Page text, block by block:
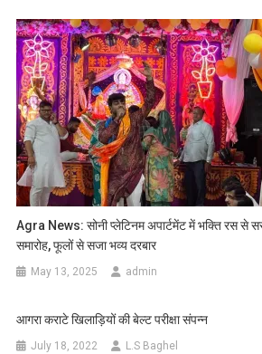
Agra News: सोनी प्लेटिनम अपार्टमेंट में भक्ति रस से
समारोह, फूलों से सजा भव्य दरबार
May 13, 2025 admin
आगरा कराटे खिलाड़ियों की बेल्ट परीक्षा संपन्न
July 18, 2022 L.S Baghel